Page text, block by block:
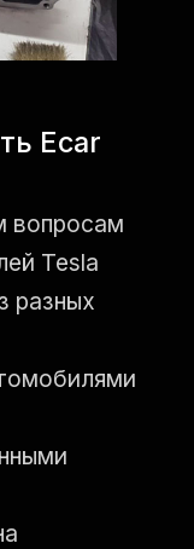
Ecar
вопросам
Tesla
разных